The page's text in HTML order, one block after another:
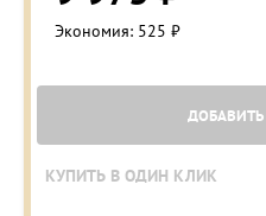
Экономия: 525 ₽
КУПИТЬ В ОДИН КЛИК